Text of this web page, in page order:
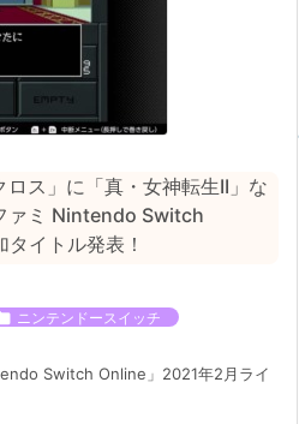
ロス」に「真・女神転生II」な
ァミ Nintendo Switch
イトル発表！
ニンテンドースイッチ
Switch Online」2021年2月ライ